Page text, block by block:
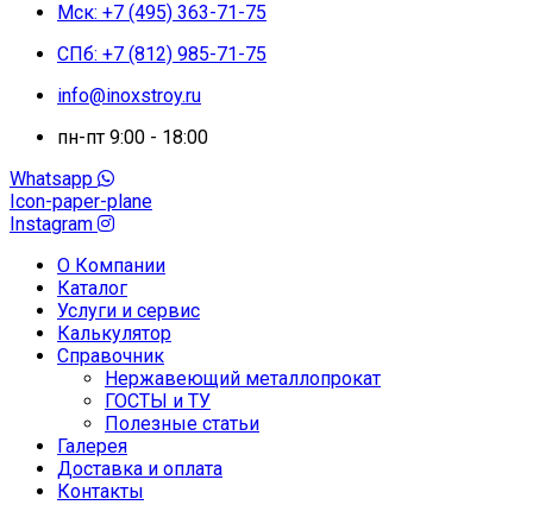
Мск: +7 (495) 363-71-75
СПб: +7 (812) 985-71-75
info@inoxstroy.ru
пн-пт 9:00 - 18:00
Whatsapp
Icon-paper-plane
Instagram
О Компании
Каталог
Услуги и сервис
Калькулятор
Справочник
Нержавеющий металлопрокат
ГОСТЫ и ТУ
Полезные статьи
Галерея
Доставка и оплата
Контакты